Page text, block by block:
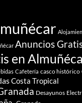
Anuncios
en
Cafetería casco histórico
Costa Tropical
Desayunos